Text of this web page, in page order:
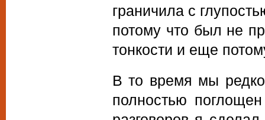
граничила с
потому что был не
тонкости и еще
В то время мы
полностью